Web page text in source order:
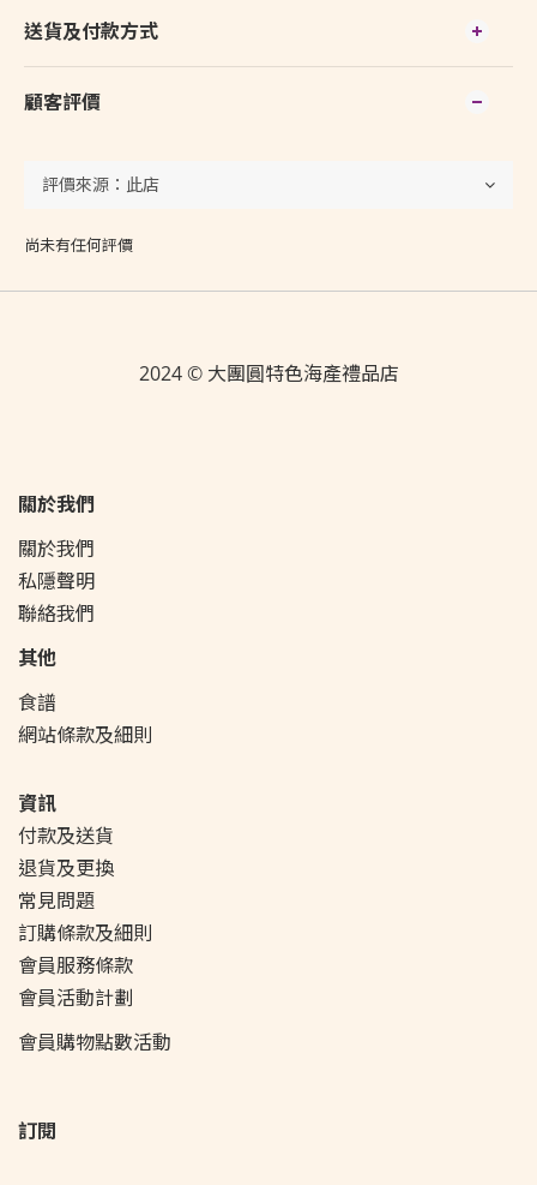
送貨及付款方式
顧客評價
尚未有任何評價
2024 © 大團圓特色海產禮品店
關於我們
關於我們
私隱聲明
聯絡我們
其他
食譜
網站條款及細則
資訊
付款及送貨
退貨及更換
常見問題
訂購條款及細則
會員服務條款
會員活動計劃
會員購物點數活動
訂閱